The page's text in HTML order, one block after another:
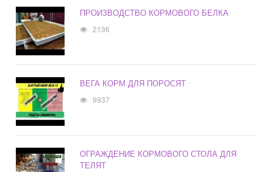
ПРОИЗВОДСТВО КОРМОВОГО БЕЛКА
2136
ВЕГА КОРМ ДЛЯ ПОРОСЯТ
9937
ОГРАЖДЕНИЕ КОРМОВОГО СТОЛА ДЛЯ
ТЕЛЯТ